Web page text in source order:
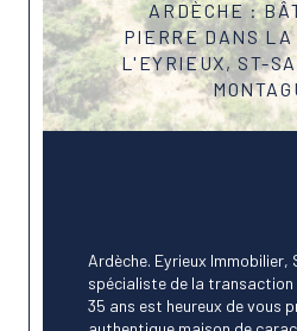
ARDÈCHE :
PIERRE DANS
L'EYRIEUX, ST-
Ardèche. Eyrieux Immobilier,
spécialiste de la transaction
35 ans est heureux de vous